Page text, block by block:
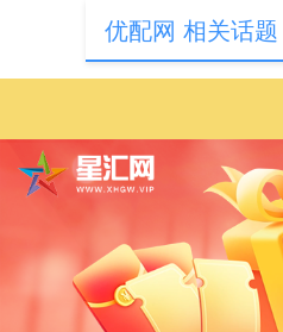
优配网 相关话题